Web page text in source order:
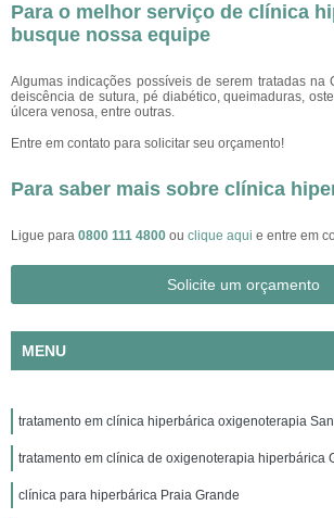
Para o melhor serviço de clínica
busque nossa equipe
Algumas indicações possíveis de serem tratadas na
deiscência de sutura, pé diabético, queimaduras,
úlcera venosa, entre outras.
Entre em contato para solicitar seu orçamento!
Para saber mais sobre clínica
Ligue para 0800 111 4800 ou clique aqui e entre em
Solicite um orçamento
MENU
tratamento em clínica hiperbárica oxigenoterapia
tratamento em clínica de oxigenoterapia hiperbárica
clínica para hiperbárica Praia Grande